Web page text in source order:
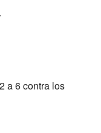
a 6 contra los